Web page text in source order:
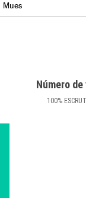
Mues
Número
100%